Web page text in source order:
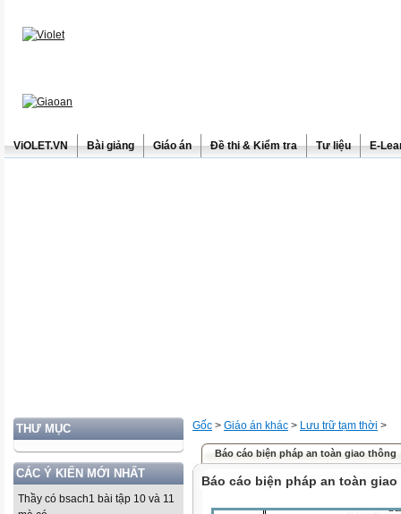
ViOLET.VN Bài giảng Giáo án Đề thi & Kiểm tra Tư liệu E-
THƯ MỤC
CÁC Ý KIẾN MỚI NHẤT
Thầy có bsach1 bài tập 10 và 11
Gốc > Giáo án khác > Lưu trữ tạm thời >
Báo cáo biện pháp an toàn giao thông
Báo cáo biện pháp an toàn